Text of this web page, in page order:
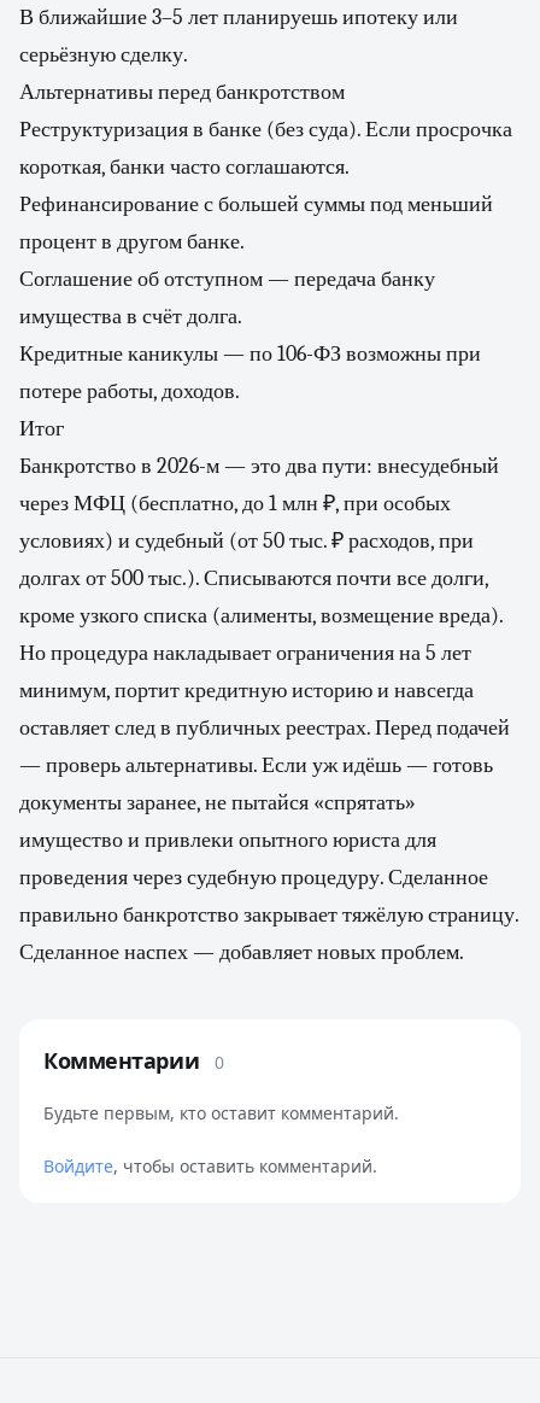
В ближайшие 3–5 лет планируешь ипотеку или
серьёзную сделку.
Альтернативы перед банкротством
Реструктуризация в банке (без суда). Если просрочка
короткая, банки часто соглашаются.
Рефинансирование с большей суммы под меньший
процент в другом банке.
Соглашение об отступном — передача банку
имущества в счёт долга.
Кредитные каникулы — по 106-ФЗ возможны при
потере работы, доходов.
Итог
Банкротство в 2026-м — это два пути: внесудебный
через МФЦ (бесплатно, до 1 млн ₽, при особых
условиях) и судебный (от 50 тыс. ₽ расходов, при
долгах от 500 тыс.). Списываются почти все долги,
кроме узкого списка (алименты, возмещение вреда).
Но процедура накладывает ограничения на 5 лет
минимум, портит кредитную историю и навсегда
оставляет след в публичных реестрах. Перед подачей
— проверь альтернативы. Если уж идёшь — готовь
документы заранее, не пытайся «спрятать»
имущество и привлеки опытного юриста для
проведения через судебную процедуру. Сделанное
правильно банкротство закрывает тяжёлую страницу.
Сделанное наспех — добавляет новых проблем.
Комментарии 0
Будьте первым, кто оставит комментарий.
Войдите, чтобы оставить комментарий.